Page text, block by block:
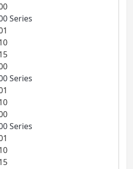
Series
Series
Series